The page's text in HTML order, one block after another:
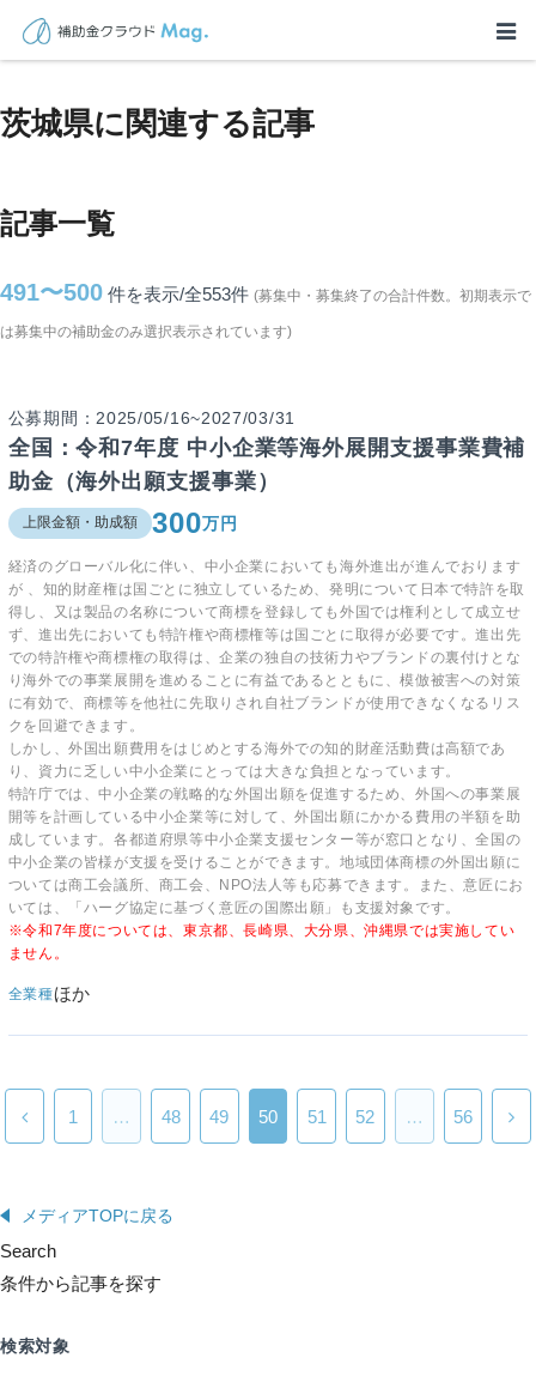
TOP > 補助金・助成金詳細>茨城県に関連する記事
茨城県に関連する記事
記事一覧
491〜500 件を表示/全553件 (募集中・募集終了の合計件数。初期表示で
は募集中の補助金のみ選択表示されています)
公募期間：2025/05/16~2027/03/31
全国：令和7年度 中小企業等海外展開支援事業費補
助金（海外出願支援事業）
上限金額・助成額 300万円
経済のグローバル化に伴い、中小企業においても海外進出が進んでおります
が 、知的財産権は国ごとに独立しているため、発明について日本で特許を取
得し、又は製品の名称について商標を登録しても外国では権利として成立せ
ず、進出先においても特許権や商標権等は国ごとに取得が必要です。進出先
での特許権や商標権の取得は、企業の独自の技術力やブランドの裏付けとな
り海外での事業展開を進めることに有益であるとともに、模倣被害への対策
に有効で、商標等を他社に先取りされ自社ブランドが使用できなくなるリス
クを回避できます。
しかし、外国出願費用をはじめとする海外での知的財産活動費は高額であ
り、資力に乏しい中小企業にとっては大きな負担となっています。
特許庁では、中小企業の戦略的な外国出願を促進するため、外国への事業展
開等を計画している中小企業等に対して、外国出願にかかる費用の半額を助
成しています。各都道府県等中小企業支援センター等が窓口となり、全国の
中小企業の皆様が支援を受けることができます。地域団体商標の外国出願に
ついては商工会議所、商工会、NPO法人等も応募できます。また、意匠にお
いては、「ハーグ協定に基づく意匠の国際出願」も支援対象です。
※令和7年度については、東京都、長崎県、大分県、沖縄県では実施してい
ません。
全業種ほか
1 … 48 49 50 51 52 … 56
メディアTOPに戻る
Search
条件から記事を探す
検索対象